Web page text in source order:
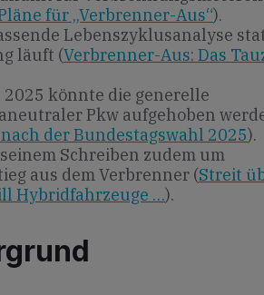
für „Verbrenner-Aus“).
Lebenszyklusanalyse
läuft (Verbrenner-Aus: Das
könnte die generelle
Pkw aufgehoben
der Bundestagswahl 2025).
Schreiben zudem um
aus dem Verbrenner (Streit
Hybridfahrzeuge …).